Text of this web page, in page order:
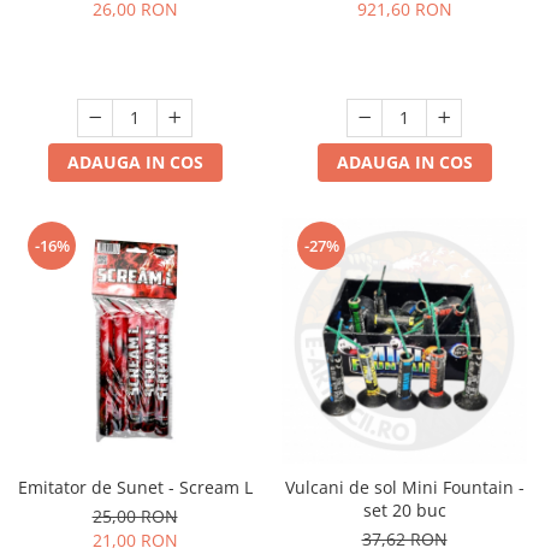
26,00 RON
ADAUGA IN COS
921,60 RON
ADAUGA IN COS
-16%
Emitator de Sunet - Scream L
25,00 RON
21,00 RON
-27%
Vulcani de sol Mini Fountain -
set 20 buc
37,62 RON